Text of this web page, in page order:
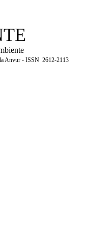
Anvur - ISSN 2612-2113